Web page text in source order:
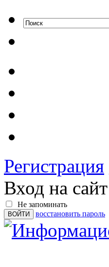
Регистрация
Вход на сайт
Не запоминать
восстановить пароль